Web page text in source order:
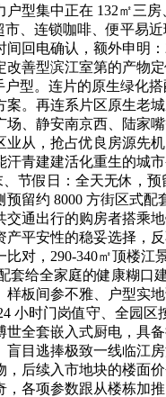
型集中正在 132㎡三
、连锁咖啡、便平易
回电确认，额外申明
善型滨江室第的产物
型。连片的原生绿化
。再连系片区原生老
、静安南京西、陆家
从，抢占优良房源先
青建建活化重生的城
节假日：全天无休，
留约 8000 方街区式
通出行的购房者搭乘
平安性的稳妥选择，
对，290-340㎡顶楼
给全家庭的健康糊
板间参不雅、户型实
小时门岗值守、全园
全套嵌入式厨电，具
目逃捧极致一线临江
后续入市地块的楼面
各项参数跟从楼栋加